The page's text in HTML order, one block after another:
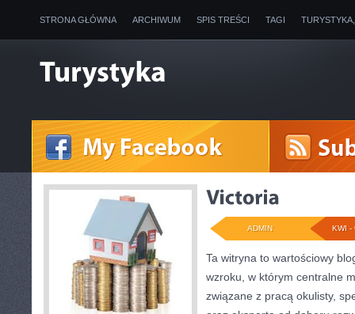
STRONA GŁÓWNA ARCHIWUM SPIS TREŚCI TAGI
KWI -
ADMIN
Ta witryna to wartościowy
wzroku, w którym centralne
związane z pracą okulisty,